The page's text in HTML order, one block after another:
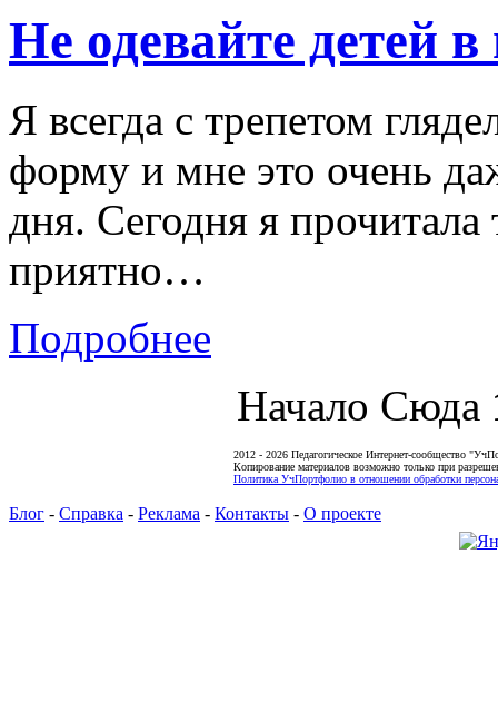
Не одевайте детей
Я всегда с трепетом
форму и мне это очень
дня. Сегодня я прочитала
приятно…
Подробнее
Начало Сюда
2012 - 2026 Педагогическое Интернет-сообщество
Копирование материалов возможно только при
Политика УчПортфолио в отношении обработки
Блог - Справка - Реклама - Контакты - О проекте